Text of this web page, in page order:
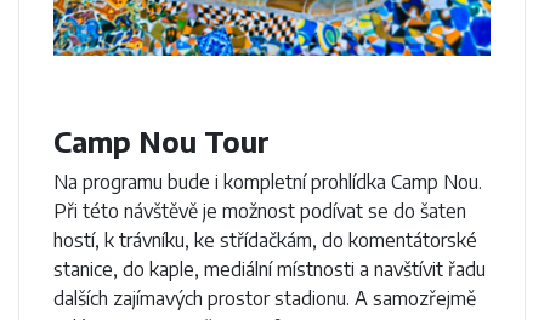
Camp Nou Tour
Na programu bude i kompletní prohlídka Camp Nou.
Při této návštěvě je možnost podívat se do šaten
hostí, k trávníku, ke střídačkám, do komentátorské
stanice, do kaple, mediální místnosti a navštívit řadu
dalších zajímavých prostor stadionu. A samozřejmě